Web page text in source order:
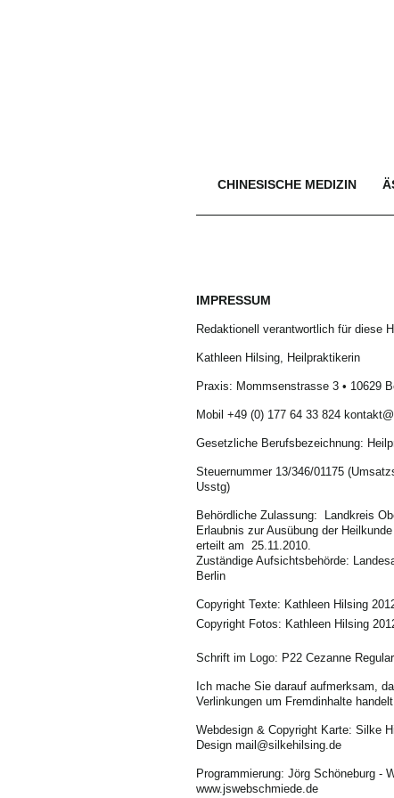
CHINESISCHE MEDIZIN
IMPRESSUM
Redaktionell verantwortlich für diese
Kathleen Hilsing, Heilpraktikerin
Praxis: Mommsenstrasse 3 • 10629
Mobil +49 (0) 177 64 33 824
Gesetzliche Berufsbezeichnung:
Steuernummer 13/346/01175
Usstg)
Behördliche Zulassung: Landkreis
Erlaubnis zur Ausübung der
erteilt am 25.11.2010.
Zuständige Aufsichtsbehörde:
Berlin
Copyright Texte: Kathleen Hilsing
Copyright Fotos: Kathleen Hilsing
Schrift im Logo: P22 Cezanne
Ich mache Sie darauf aufmerksam,
Verlinkungen um Fremdinhalte
Webdesign & Copyright Karte: Silke
Design mail@silkehilsing.de
Programmierung: Jörg Schöneburg -
www.jswebschmiede.de